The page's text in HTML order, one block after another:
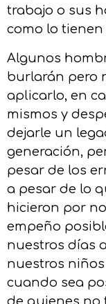
trabajo o sus
como lo tienen
Algunos
burlarán pero
aplicarlo, en
mismos y
dejarle un
generación,
pesar de los
a pesar de lo
hicieron por
empeño
nuestros días
nuestros
cuando sea
de quienes no